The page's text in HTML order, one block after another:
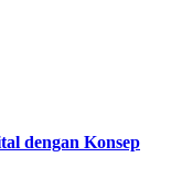
dengan Konsep